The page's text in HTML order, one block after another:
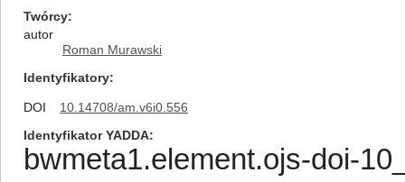
Twórcy
autor
Roman Murawski
Identyfikatory
DOI
10.14708/am.v6i0.556
Identyfikator YADDA
bwmeta1.element.ojs-doi-